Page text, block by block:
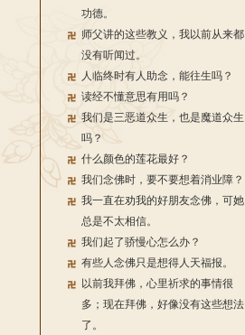
功德。
师父讲的这些教义，我以前从来都
没有听闻过。
人临终时有人助念，能往生吗？
读经不懂意思有用吗？
我们是三恶道众生，也是魔道众生
吗？
什么颜色的莲花最好？
我们念佛时，要不要想着消业障？
我一直在劝我的好朋友念佛，可她
总是不太相信。
我们起了骄慢心怎么办？
有些人念佛只是想得人天福报。
以前我拜佛，心里祈求的事情很
多；现在拜佛，好像没有这些想法
了。